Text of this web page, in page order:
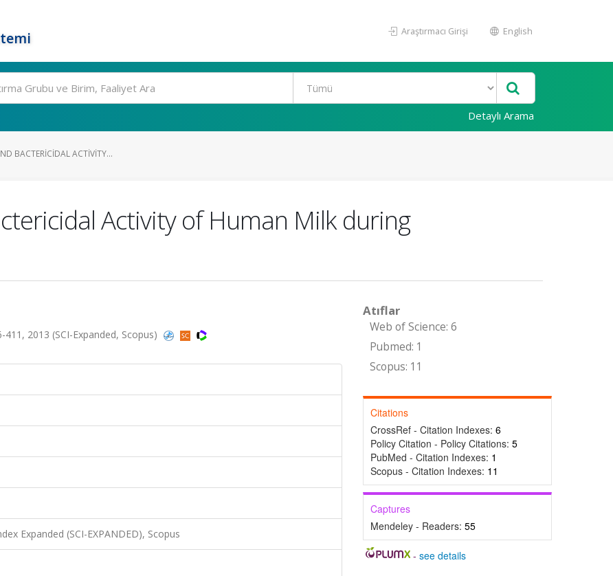
Araştırmacı Girişi English
Detaylı Arama
BACTERICIDAL ACTIVITY...
Activity of Human Milk during
2013 (SCI-Expanded, Scopus)
Expanded (SCI-EXPANDED), Scopus
Atıflar
Web of Science: 6
Pubmed: 1
Scopus: 11
Citations
CrossRef - Citation Indexes: 6
Policy Citation - Policy Citations: 5
PubMed - Citation Indexes: 1
Scopus - Citation Indexes: 11
Captures
Mendeley - Readers: 55
-see details